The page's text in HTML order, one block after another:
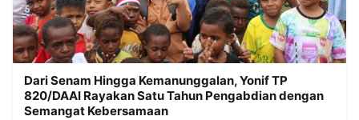
Dari Senam Hingga Kemanunggalan, Yonif TP
820/DAAI Rayakan Satu Tahun Pengabdian dengan
Semangat Kebersamaan